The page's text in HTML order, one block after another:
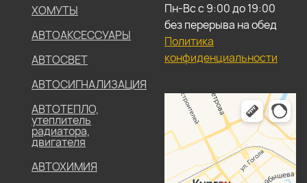
ХОМУТЫ
АВТОАКСЕССУАРЫ
АВТОСВЕТ
АВТОСИГНАЛИЗАЦИЯ
АВТОТЕПЛО,
утеплитель
радиатора,
двигателя
АВТОХИМИЯ
Пн-Вс с 9:00 до 19:00
без перерыва на обед
Политика
конфиденциальности